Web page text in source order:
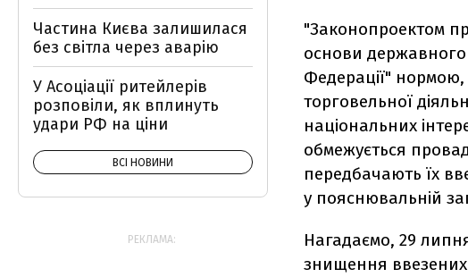
"Законопроектом
основи державного
Федерації"
торговельної
національних
обмежується
передбачають їх
у пояснювальній
Нагадаємо, 29
знищення ввезених
Частина Києва залишилася
без світла через аварію
У Асоціації ритейлерів
розповіли, як вплинуть
удари РФ на ціни
ВСІ НОВИНИ
РЕКЛАМА: